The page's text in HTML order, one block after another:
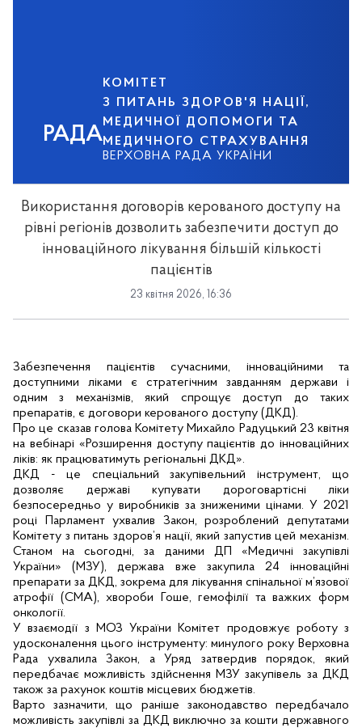
РАДА
КОМІТЕТ
З ПИТАНЬ ЗДОРОВ'Я НАЦІЇ,
МЕДИЧНОЇ ДОПОМОГИ ТА
МЕДИЧНОГО СТРАХУВАННЯ
ВЕРХОВНА РАДА УКРАЇНИ
Використання договорів керованого доступу на
рівні регіонів дозволить забезпечити доступ до
інноваційного лікування більшій кількості
пацієнтів
23 квітня 2026, 16:36
Забезпечення пацієнтів сучасними, інноваційними та
доступними ліками є стратегічним завданням держави і
одним з механізмів, який спрощує доступ до таких
препаратів, є договори керованого доступу (ДКД).
Про це сказав голова Комітету Михайло Радуцький 23 квітня
на вебінарі «Розширення доступу пацієнтів до інноваційних
ліків: як працюватимуть регіональні ДКД».
ДКД - це спеціальний закупівельний інструмент, що
дозволяє державі купувати дороговартісні ліки
безпосередньо у виробників за зниженими цінами. У 2021
році Парламент ухвалив Закон, розроблений депутатами
Комітету з питань здоров’я нації, який запустив цей механізм.
Станом на сьогодні, за даними ДП «Медичні закупівлі
України» ( МЗУ), держава вже закупила 24 інноваційні
препарати за ДКД, зокрема для лікування спінальної м’язової
атрофії (СМА), хвороби Гоше, гемофілії та важких форм
онкології.
У взаємодії з МОЗ України Комітет продовжує роботу з
удосконалення цього інструменту: минулого року Верховна
Рада ухвалила Закон, а Уряд затвердив порядок, який
передбачає можливість здійснення МЗУ закупівель за ДКД
також за рахунок коштів місцевих бюджетів.
Варто зазначити, що раніше законодавство передбачало
можливість закупівлі за ДКД виключно за кошти державного